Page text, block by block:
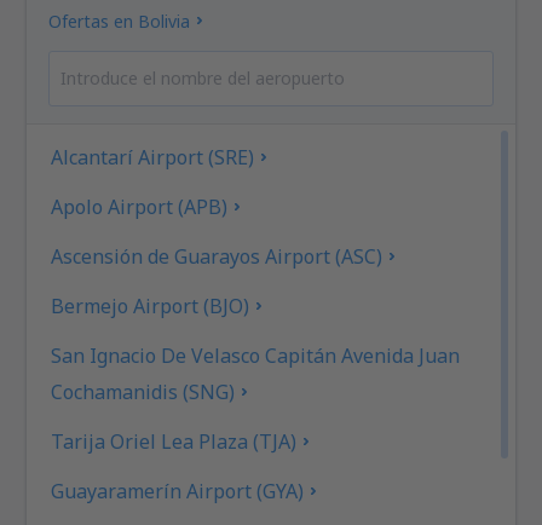
Ofertas en Bolivia
Alcantarí Airport (SRE)
Apolo Airport (APB)
Ascensión de Guarayos Airport (ASC)
Bermejo Airport (BJO)
San Ignacio De Velasco Capitán Avenida Juan
Cochamanidis (SNG)
Tarija Oriel Lea Plaza (TJA)
Guayaramerín Airport (GYA)